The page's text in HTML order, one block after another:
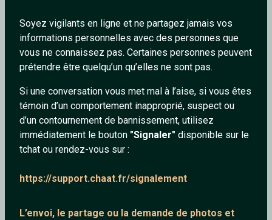
Soyez vigilants en ligne et ne partagez jamais vos
informations personnelles avec des personnes que
vous ne connaissez pas. Certaines personnes peuvent
prétendre être quelqu’un qu’elles ne sont pas.
Si une conversation vous met mal à l’aise, si vous êtes
témoin d’un comportement inapproprié, suspect ou
d’un contournement de bannissement, utilisez
immédiatement le bouton "Signaler" disponible sur le
tchat ou rendez-vous sur :
https://support.chaat.fr/signalement
L’envoi, le partage ou la demande de photos et
Esteban31 Franfiane
23 ans
BadBoysTatouer Cathy17